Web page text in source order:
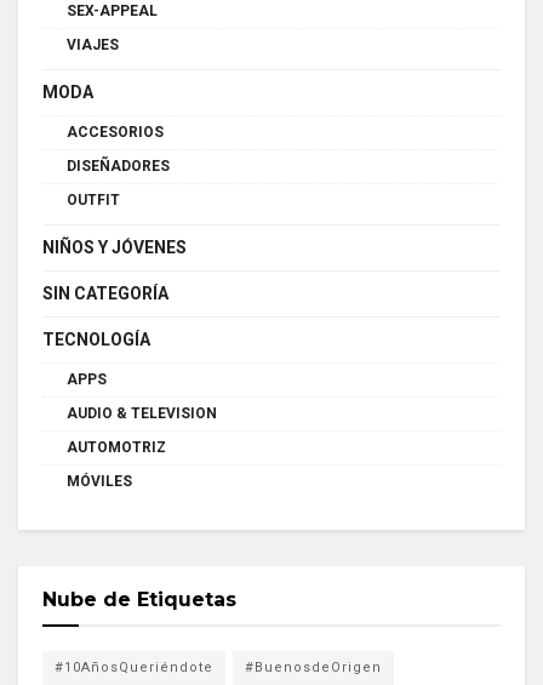
SEX-APPEAL
VIAJES
MODA
ACCESORIOS
DISEÑADORES
OUTFIT
NIÑOS Y JÓVENES
SIN CATEGORÍA
TECNOLOGÍA
APPS
AUDIO & TELEVISION
AUTOMOTRIZ
MÓVILES
Nube de Etiquetas
#10AñosQueriéndote #BuenosdeOrigen